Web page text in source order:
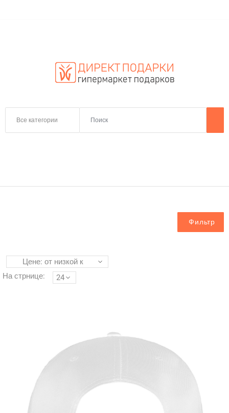
Все категории
Фильтр
Цене: от низкой к
высокой
На стрнице: 24